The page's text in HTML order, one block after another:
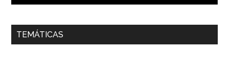
00:00 01:04
Dra. Carolina Corcho Mejía,Presidenta Corporación
TEMÁTICAS